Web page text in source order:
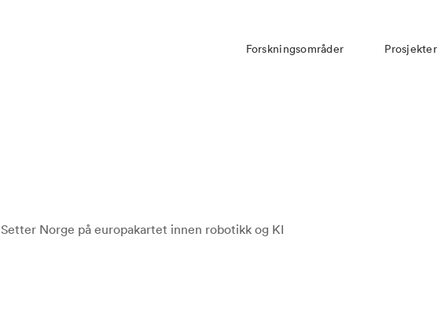
Forskningsområder Prosjekter
Setter Norge på europakartet innen robotikk og KI